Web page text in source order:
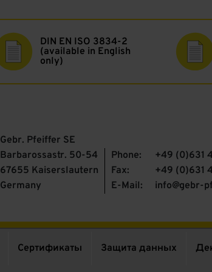
DIN EN ISO 3834-2
(available in English
only)
Gebr. Pfeiffer SE
Barbarossastr. 50-54
Phone:
+49 (0)631
67655 Kaiserslautern
Fax:
+49 (0)631
Germany
E-Mail: info@gebr-
Сертификаты Защита данных